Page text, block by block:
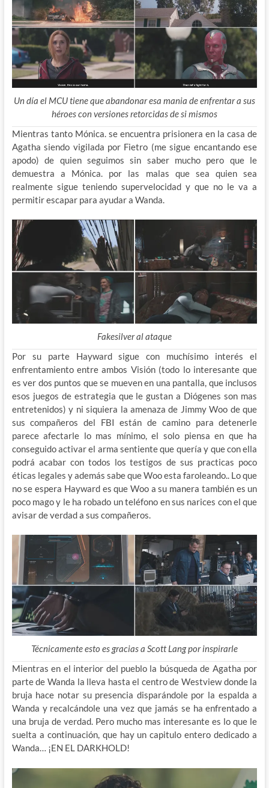
Un día el MCU tiene que abandonar esa mania de enfrentar a sus
héroes con versiones retorcidas de si mismos
Mientras tanto Mónica. se encuentra prisionera en la casa de
Agatha siendo vigilada por Fietro (me sigue encantando ese
apodo) de quien seguimos sin saber mucho pero que le
demuestra a Mónica. por las malas que sea quien sea
realmente sigue teniendo supervelocidad y que no le va a
permitir escapar para ayudar a Wanda.
Fakesilver al ataque
Por su parte Hayward sigue con muchísimo interés el
enfrentamiento entre ambos Visión (todo lo interesante que
es ver dos puntos que se mueven en una pantalla, que inclusos
esos juegos de estrategia que le gustan a Diógenes son mas
entretenidos) y ni siquiera la amenaza de Jimmy Woo de que
sus compañeros del FBI están de camino para detenerle
parece afectarle lo mas mínimo, el solo piensa en que ha
conseguido activar el arma sentiente que quería y que con ella
podrá acabar con todos los testigos de sus practicas poco
éticas legales y además sabe que Woo esta faroleando.. Lo que
no se espera Hayward es que Woo a su manera también es un
poco mago y le ha robado un teléfono en sus narices con el que
avisar de verdad a sus compañeros.
Técnicamente esto es gracias a Scott Lang por inspirarle
Mientras en el interior del pueblo la búsqueda de Agatha por
parte de Wanda la lleva hasta el centro de Westview donde la
bruja hace notar su presencia disparándole por la espalda a
Wanda y recalcándole una vez que jamás se ha enfrentado a
una bruja de verdad. Pero mucho mas interesante es lo que le
suelta a continuación, que hay un capitulo entero dedicado a
Wanda… ¡EN EL DARKHOLD!